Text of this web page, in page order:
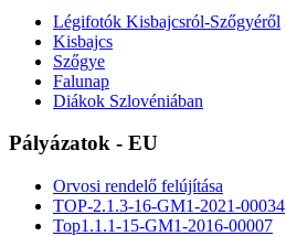
Légifotók Kisbajcsról-Szőgyéről
Kisbajcs
Szőgye
Falunap
Diákok Szlovéniában
Pályázatok - EU
Orvosi rendelő felújítása
TOP-2.1.3-16-GM1-2021-00034
Top1.1.1-15-GM1-2016-00007